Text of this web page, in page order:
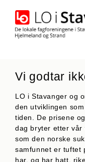
content
Vi godtar
LO i Stavanger og
den utviklingen
tiden. De prisene
dag bryter etter vår
som den norske
samfunnet er tuftet
har, og har hatt,